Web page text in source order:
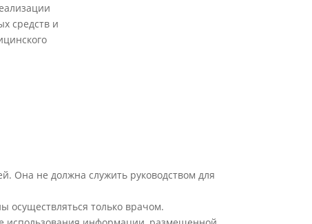
средств и
Она не должна служить руководством для
осуществляться только врачом.